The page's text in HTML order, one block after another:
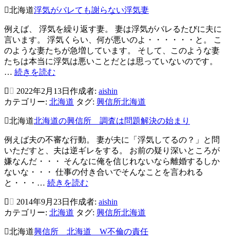
シ
ョ
ン
北海道浮気がバレても謝らない浮気妻
例えば、 浮気を繰り返す妻。 妻は浮気がバレるたびに夫に
言います。 浮気くらい、何が悪いのよ・・・・・・と。 こ
のような妻たちが急増しています。 そして、このような妻
たちは本当に浮気は悪いことだとは思っていないのです。
… 続きを読む
が
バ
レ
て
も
謝
ら
な
い
浮
気
妻
2022年2月13日 作成者: aishin
カテゴリー: 北海道 タグ: 興信所北海道
北海道北海道の興信所 調査は問題解決の始まり
例えば夫の不審な行動。 妻が夫に「浮気してるの？」と問
いただすと、夫は逆ギレをする。 お前の疑り深いところが
嫌なんだ・・・ そんなに俺を信じれないなら離婚するしか
ないな・・・ 仕事の付き合いでそんなことを言われる
と・・・… 続きを読む
道
の
興
信
2014年9月23日 作成者: aishin
カテゴリー: 北海道 タグ: 興信所北海道
北海道興信所 北海道 W不倫の責任